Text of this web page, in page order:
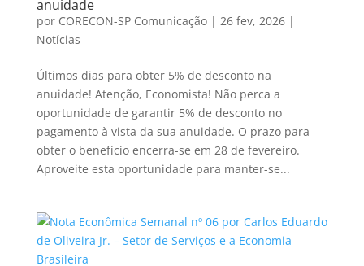
anuidade
por CORECON-SP Comunicação| 26 fev, 2026|
Notícias
Últimos dias para obter 5% de desconto na
anuidade! Atenção, Economista! Não perca a
oportunidade de garantir 5% de desconto no
pagamento à vista da sua anuidade. O prazo para
obter o benefício encerra-se em 28 de fevereiro.
Aproveite esta oportunidade para manter-se...